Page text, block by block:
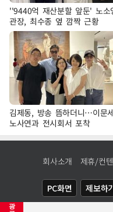
광
''9440억 재산분할 앞둔' 노소
관장, 최수종 옆 깜짝 근황
김제동, 방송 뜸하더니…이문
노사연과 전시회서 포착
회사소개 제휴/컨
PC화면 제보하